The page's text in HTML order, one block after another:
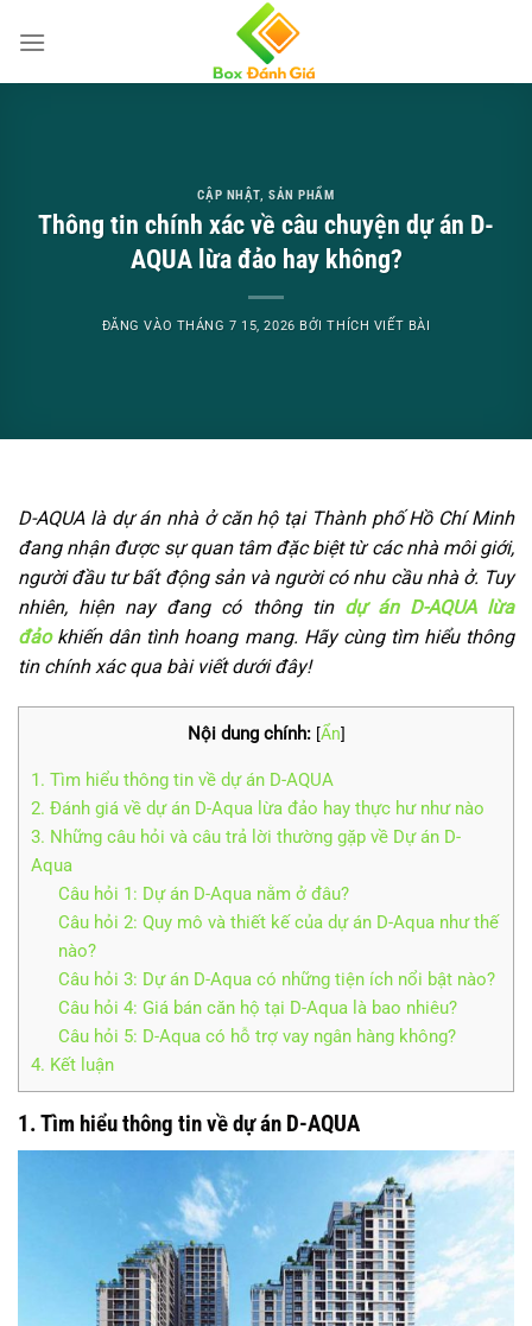
qua
CẬP NHẬT,SẢN PHẨM
Thông tin chính xác về câu chuyện dự án D-
AQUA lừa đảo hay không?
ĐĂNG VÀO THÁNG 7 15, 2026 BỞITHÍCH VIẾT BÀI
D-AQUA là dự án nhà ở căn hộ tại Thành phố Hồ Chí Minh
đang nhận được sự quan tâm đặc biệt từ các nhà môi giới,
người đầu tư bất động sản và người có nhu cầu nhà ở. Tuy
nhiên, hiện nay đang có thông tin dự án D-AQUA lừa
đảokhiến dân tình hoang mang. Hãy cùng tìm hiểu thông
tin chính xác qua bài viết dưới đây!
Nội dung chính: [Ẩn]
1. Tìm hiểu thông tin về dự án D-AQUA
2. Đánh giá về dự án D-Aqua lừa đảo hay thực hư như nào
3. Những câu hỏi và câu trả lời thường gặp về Dự án D-
Aqua
Câu hỏi 1: Dự án D-Aqua nằm ở đâu?
Câu hỏi 2: Quy mô và thiết kế của dự án D-Aqua như thế
nào?
Câu hỏi 3: Dự án D-Aqua có những tiện ích nổi bật nào?
Câu hỏi 4: Giá bán căn hộ tại D-Aqua là bao nhiêu?
Câu hỏi 5: D-Aqua có hỗ trợ vay ngân hàng không?
4. Kết luận
1. Tìm hiểu thông tin về dự án D-AQUA